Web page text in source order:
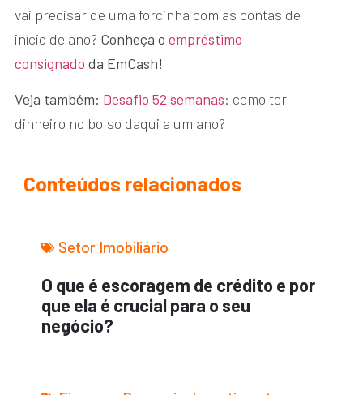
vai precisar de uma forcinha com as contas de
início de ano? Conheça o empréstimo
consignado da EmCash!
Veja também: Desafio 52 semanas: como ter
dinheiro no bolso daqui a um ano?
Conteúdos relacionados
Setor Imobiliário
O que é escoragem de crédito e por
que ela é crucial para o seu
negócio?